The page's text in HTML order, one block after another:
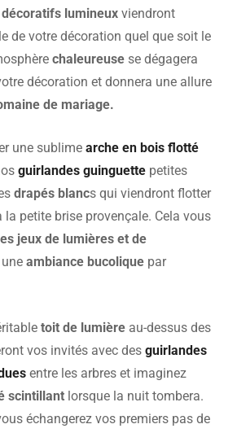
décoratifs lumineux viendront
de votre décoration quel que soit le
chaleureuse se dégagera
décoration et donnera une allure
de mariage.
une sublime arche en bois flotté
guirlandes guinguette petites
drapés blancs qui viendront flotter
la petite brise provençale. Cela vous
jeux de lumières et de
ambiance bucolique par
toit de lumière au-dessus des
vos invités avec des guirlandes
entre les arbres et imaginez
scintillant lorsque la nuit tombera.
échangerez vos premiers pas de